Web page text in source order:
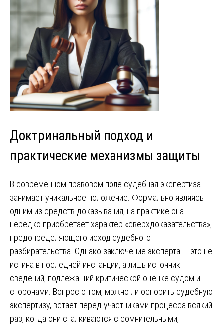
Доктринальный подход и
практические механизмы защиты
В современном правовом поле судебная экспертиза
занимает уникальное положение. Формально являясь
одним из средств доказывания, на практике она
нередко приобретает характер «сверхдоказательства»,
предопределяющего исход судебного
разбирательства. Однако заключение эксперта — это не
истина в последней инстанции, а лишь источник
сведений, подлежащий критической оценке судом и
сторонами. Вопрос о том, можно ли оспорить судебную
экспертизу, встает перед участниками процесса всякий
раз, когда они сталкиваются с сомнительными,